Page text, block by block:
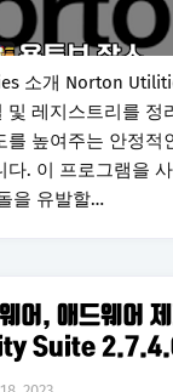
소개 Norton
및 레지스트리를 정
를 높여주는 안정적
다. 이 프로그램을
을 유발할…
어, 애드웨어
Suite